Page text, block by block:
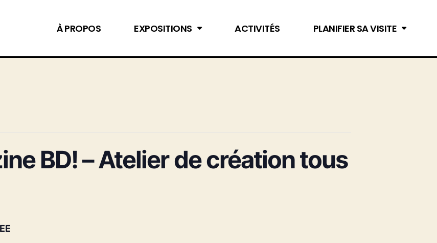
À PROPOS EXPOSITIONS ACTIVITÉS PLANIFIER SA VISITE
BD! – Atelier de création tous